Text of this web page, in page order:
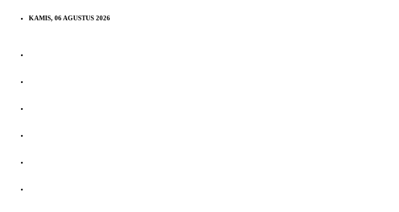
KAMIS, 06 AGUSTUS 2026